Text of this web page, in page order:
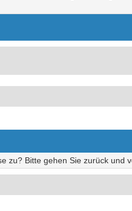
zu? Bitte gehen Sie zurück und